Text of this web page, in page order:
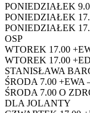
PONIEDZIAŁEK
PONIEDZIAŁEK
PONIEDZIAŁEK
OSP
WTOREK 17.00
WTOREK 17.00
STANISŁAWA
ŚRODA 7.00
ŚRODA 7.00 O
DLA JOLANTY